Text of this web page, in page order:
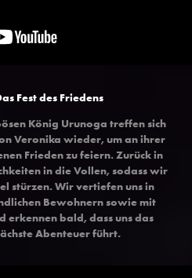
Fest des Friedens
König Urunoga treffen sich
Veronika wieder, um an ihrer
Frieden zu feiern. Zurück in
in die Vollen, sodass wir
stürzen. Wir vertiefen uns in
Bewohnern sowie mit
erkennen bald, dass uns das
Abenteuer führt.